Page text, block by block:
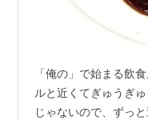
「俺の」で始まる飲
ルと近くてぎゅうぎ
じゃないので、ずっ